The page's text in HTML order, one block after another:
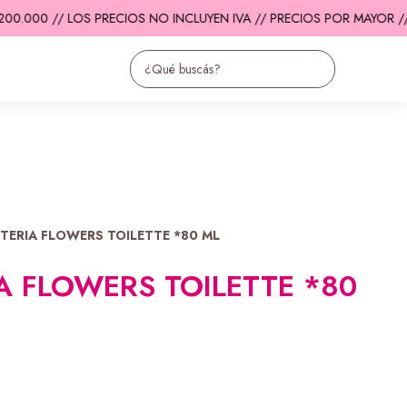
// LOS PRECIOS NO INCLUYEN IVA // PRECIOS POR MAYOR //
FLOWERS TOILETTE *80 ML
FLOWERS TOILETTE *80